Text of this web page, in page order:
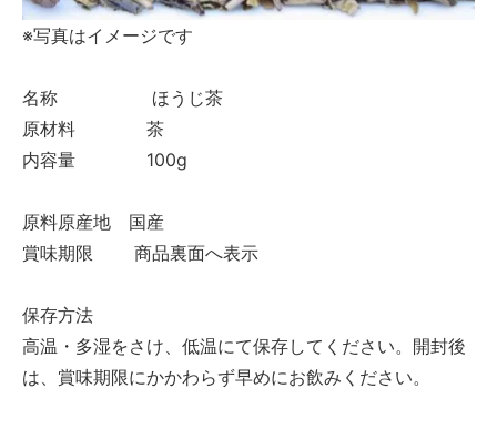
※写真はイメージです
名称 ほうじ茶
原材料 茶
内容量 100g
原料原産地 国産
賞味期限 商品裏面へ表示
保存方法
高温・多湿をさけ、低温にて保存してください。開封後
は、賞味期限にかかわらず早めにお飲みください。